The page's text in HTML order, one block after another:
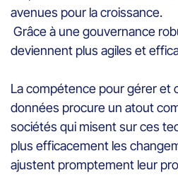
avenues pour la croissance.
Grâce à une gouvernance
deviennent plus agiles et
La compétence pour gérer et
données procure un atout
sociétés qui misent sur ces
plus efficacement les
ajustent promptement leur